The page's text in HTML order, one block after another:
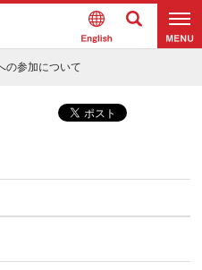
Englis
h
検索
の参加について